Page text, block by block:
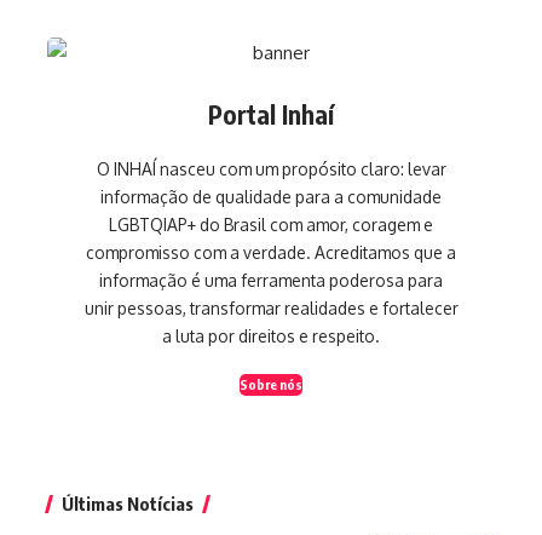
Portal Inhaí
O INHAÍ nasceu com um propósito claro: levar
informação de qualidade para a comunidade
LGBTQIAP+ do Brasil com amor, coragem e
compromisso com a verdade. Acreditamos que a
informação é uma ferramenta poderosa para
unir pessoas, transformar realidades e fortalecer
a luta por direitos e respeito.
Sobre nós
Últimas Notícias